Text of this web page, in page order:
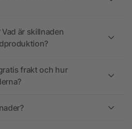
är skillnaden
frakt och hur